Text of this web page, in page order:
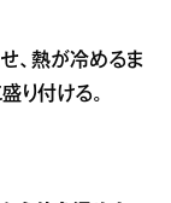
、熱が冷めるま
り付ける。